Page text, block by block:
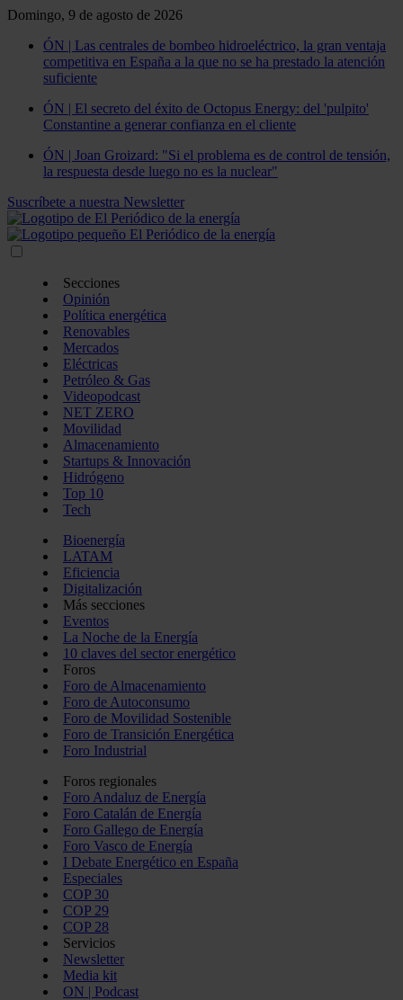
Domingo, 9 de agosto de 2026
ÓN | Las centrales de bombeo hidroeléctrico, la gran ventaja
competitiva en España a la que no se ha prestado la atención
suficiente
ÓN | El secreto del éxito de Octopus Energy: del 'pulpito'
Constantine a generar confianza en el cliente
ÓN | Joan Groizard: "Si el problema es de control de tensión,
la respuesta desde luego no es la nuclear"
Suscríbete a nuestra Newsletter
Secciones
Opinión
Política energética
Renovables
Mercados
Eléctricas
Petróleo & Gas
Videopodcast
NET ZERO
Movilidad
Almacenamiento
Startups & Innovación
Hidrógeno
Top 10
Tech
Bioenergía
LATAM
Eficiencia
Digitalización
Más secciones
Eventos
La Noche de la Energía
10 claves del sector energético
Foros
Foro de Almacenamiento
Foro de Autoconsumo
Foro de Movilidad Sostenible
Foro de Transición Energética
Foro Industrial
Foros regionales
Foro Andaluz de Energía
Foro Catalán de Energía
Foro Gallego de Energía
Foro Vasco de Energía
I Debate Energético en España
Especiales
COP 30
COP 29
COP 28
Servicios
Newsletter
Media kit
ON | Podcast